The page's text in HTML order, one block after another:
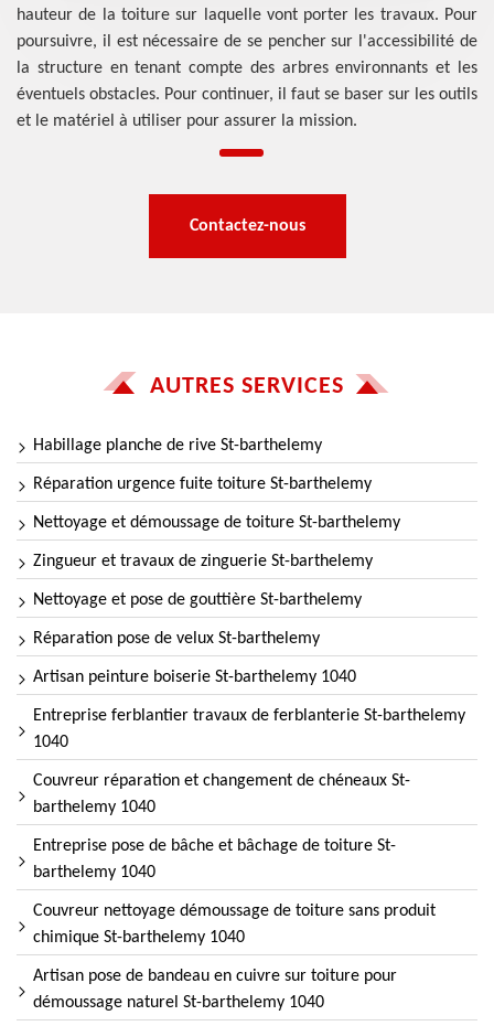
hauteur de la toiture sur laquelle vont porter les travaux. Pour
poursuivre, il est nécessaire de se pencher sur l'accessibilité de
la structure en tenant compte des arbres environnants et les
éventuels obstacles. Pour continuer, il faut se baser sur les outils
et le matériel à utiliser pour assurer la mission.
Contactez-nous
AUTRES SERVICES
Habillage planche de rive St-barthelemy
Réparation urgence fuite toiture St-barthelemy
Nettoyage et démoussage de toiture St-barthelemy
Zingueur et travaux de zinguerie St-barthelemy
Nettoyage et pose de gouttière St-barthelemy
Réparation pose de velux St-barthelemy
Artisan peinture boiserie St-barthelemy 1040
Entreprise ferblantier travaux de ferblanterie St-barthelemy
1040
Couvreur réparation et changement de chéneaux St-
barthelemy 1040
Entreprise pose de bâche et bâchage de toiture St-
barthelemy 1040
Couvreur nettoyage démoussage de toiture sans produit
chimique St-barthelemy 1040
Artisan pose de bandeau en cuivre sur toiture pour
démoussage naturel St-barthelemy 1040